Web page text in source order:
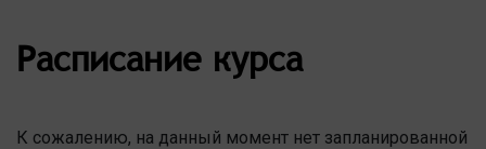
Расписание курса
К сожалению, на данный момент нет запланированной